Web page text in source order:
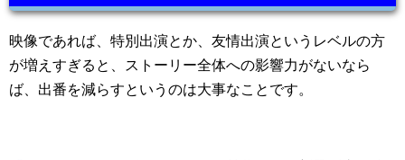
映像であれば、特別出演とか、友情出演というレベルの方
が増えすぎると、ストーリー全体への影響力がないなら
ば、出番を減らすというのは大事なことです。